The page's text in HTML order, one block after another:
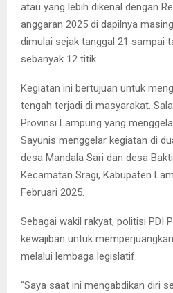
atau yang lebih dikenal dengan
anggaran 2025 di dapilnya
dimulai sejak tanggal 21 sampai
sebanyak 12 titik.
Kegiatan ini bertujuan untuk
tengah terjadi di masyarakat.
Provinsi Lampung yang
Sayunis menggelar kegiatan di
desa Mandala Sari dan desa
Kecamatan Sragi, Kabupaten
Februari 2025.
Sebagai wakil rakyat, politisi PDI
kewajiban untuk
melalui lembaga legislatif.
“Saya saat ini mengabdikan diri